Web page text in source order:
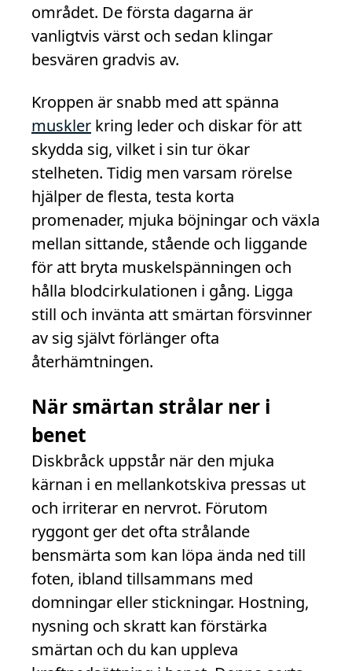
området. De första dagarna är
vanligtvis värst och sedan klingar
besvären gradvis av.
Kroppen är snabb med att spänna
muskler kring leder och diskar för att
skydda sig, vilket i sin tur ökar
stelheten. Tidig men varsam rörelse
hjälper de flesta, testa korta
promenader, mjuka böjningar och växla
mellan sittande, stående och liggande
för att bryta muskelspänningen och
hålla blodcirkulationen i gång. Ligga
still och invänta att smärtan försvinner
av sig självt förlänger ofta
återhämtningen.
När smärtan strålar ner i
benet
Diskbråck uppstår när den mjuka
kärnan i en mellankotskiva pressas ut
och irriterar en nervrot. Förutom
ryggont ger det ofta strålande
bensmärta som kan löpa ända ned till
foten, ibland tillsammans med
domningar eller stickningar. Hostning,
nysning och skratt kan förstärka
smärtan och du kan uppleva